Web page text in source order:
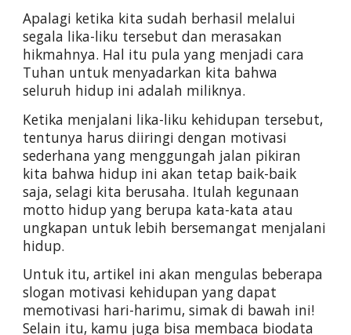
Apalagi ketika kita sudah berhasil melalui
segala lika-liku tersebut dan merasakan
hikmahnya. Hal itu pula yang menjadi cara
Tuhan untuk menyadarkan kita bahwa
seluruh hidup ini adalah miliknya.
Ketika menjalani lika-liku kehidupan tersebut,
tentunya harus diiringi dengan motivasi
sederhana yang menggungah jalan pikiran
kita bahwa hidup ini akan tetap baik-baik
saja, selagi kita berusaha. Itulah kegunaan
motto hidup yang berupa kata-kata atau
ungkapan untuk lebih bersemangat menjalani
hidup.
Untuk itu, artikel ini akan mengulas beberapa
slogan motivasi kehidupan yang dapat
memotivasi hari-harimu, simak di bawah ini!